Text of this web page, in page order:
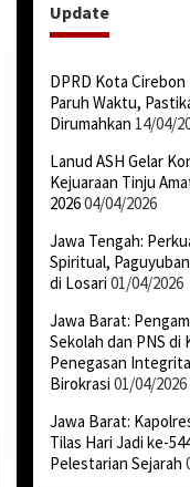
Update
DPRD Kota
Paruh Waktu,
Dirumahkan 14/04/
Lanud ASH Gelar
Kejuaraan Tinju
202604/04/2026
Jawa Tengah:
Spiritual,
di Losari 01/04/2026
Jawa Barat:
Sekolah dan PNS di
Penegasan
Birokrasi 01/04/2026
Jawa Barat:
Tilas Hari Jadi ke-
Pelestarian Sejarah